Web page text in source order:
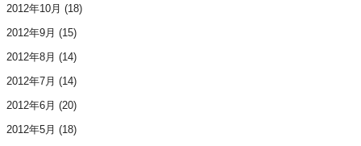
2012年10月 (18)
2012年9月 (15)
2012年8月 (14)
2012年7月 (14)
2012年6月 (20)
2012年5月 (18)